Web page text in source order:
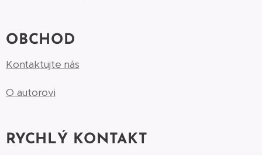
OBCHOD
Kontaktujte nás
O autorovi
RYCHLÝ KONTAKT